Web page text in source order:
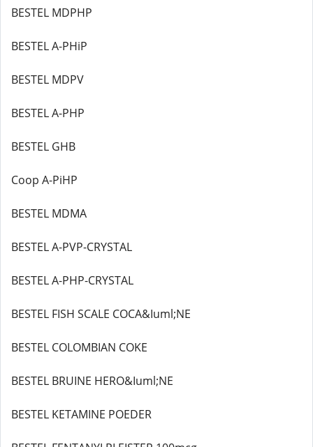
BESTEL MDPHP
BESTEL A-PHiP
BESTEL MDPV
BESTEL A-PHP
BESTEL GHB
Coop A-PiHP
BESTEL MDMA
BESTEL A-PVP-CRYSTAL
BESTEL A-PHP-CRYSTAL
BESTEL FISH SCALE COCA&Iuml;NE
BESTEL COLOMBIAN COKE
BESTEL BRUINE HERO&Iuml;NE
BESTEL KETAMINE POEDER